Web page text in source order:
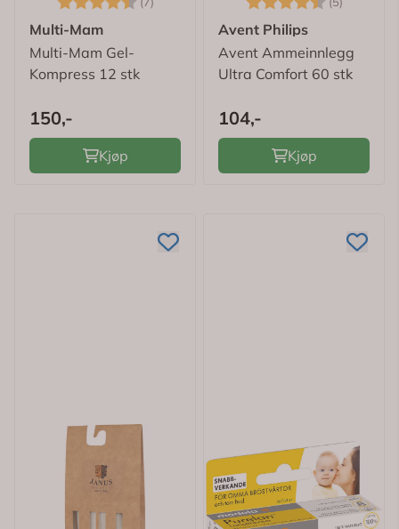
Multi-Mam
Multi-Mam Gel-
Kompress 12 stk
150,-
Kjøp
Avent Philips
Avent Ammeinnlegg
Ultra Comfort 60 stk
104,-
Kjøp